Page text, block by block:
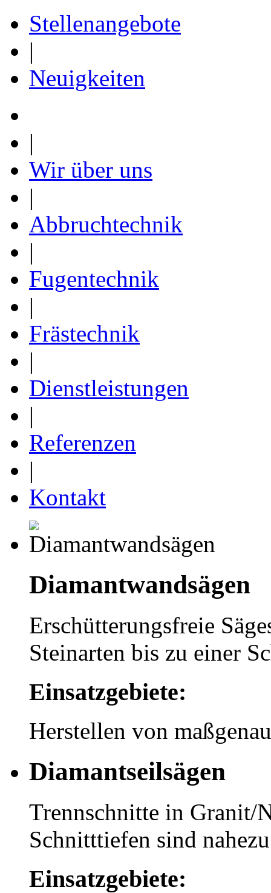
Stellenangebote
|
Neuigkeiten
|
Wir über uns
|
Abbruchtechnik
|
Fugentechnik
|
Frästechnik
|
Dienstleistungen
|
Referenzen
|
Kontakt
Diamantwandsägen
Erschütterungsfreie
Steinarten bis zu einer
Einsatzgebiete:
Herstellen von
Diamantseilsägen
Trennschnitte in Granit/
Schnitttiefen sind
Einsatzgebiete: